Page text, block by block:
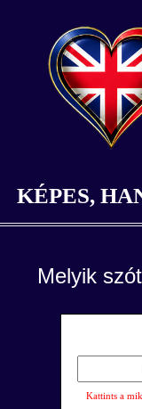
KÉPES,
Melyik
Kattints a